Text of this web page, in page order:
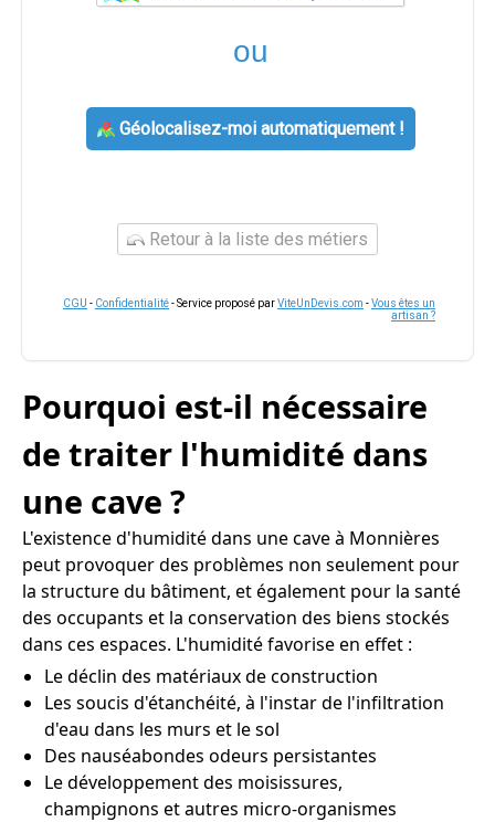
ou
Géolocalisez-moi automatiquement !
Retour à la liste des métiers
CGU - Confidentialité- Service proposé parViteUnDevis.com -Vous êtes un
artisan ?
Pourquoi est-il nécessaire
de traiter l'humidité dans
une cave ?
L'existence d'humidité dans une cave à Monnières
peut provoquer des problèmes non seulement pour
la structure du bâtiment, et également pour la santé
des occupants et la conservation des biens stockés
dans ces espaces. L'humidité favorise en effet :
Le déclin des matériaux de construction
Les soucis d'étanchéité, à l'instar de l'infiltration
d'eau dans les murs et le sol
Des nauséabondes odeurs persistantes
Le développement des moisissures,
champignons et autres micro-organismes